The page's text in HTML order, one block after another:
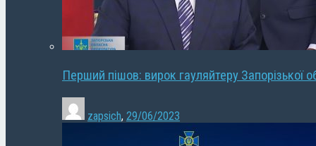
Перший пішов: вирок гауляйтеру Запорізької
zapsich, 29/06/2023